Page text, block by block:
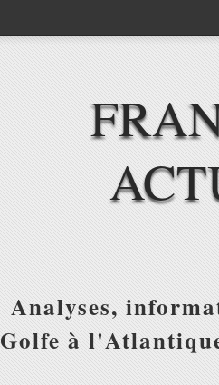
Analyses,
Golfe à